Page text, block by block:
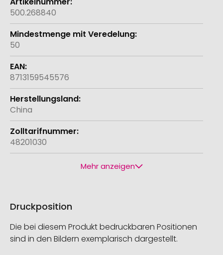
500.268840
50
8713159545576
China
48201030
Mehr anzeigen
Druckposition
Die bei diesem Produkt bedruckbaren Positionen
sind in den Bildern exemplarisch dargestellt.